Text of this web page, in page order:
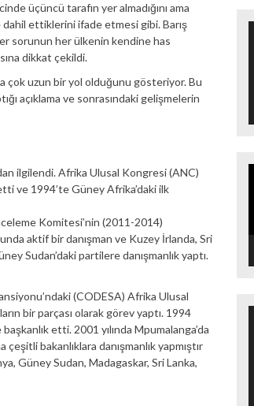
üçüncü tarafın yer almadığını ama
ettiklerini ifade etmesi gibi. Barış
sorunun her ülkenin kendine has
dikkat çekildi.
çok uzun bir yol olduğunu gösteriyor. Bu
açıklama ve sonrasındaki gelişmelerin
ilgilendi. Afrika Ulusal Kongresi (ANC)
ve 1994’te Güney Afrika’daki ilk
Komitesi’nin (2011-2014)
aktif bir danışman ve Kuzey İrlanda, Sri
Sudan’daki partilere danışmanlık yaptı.
(CODESA) Afrika Ulusal
bir parçası olarak görev yaptı. 1994
etti. 2001 yılında Mpumalanga’da
bakanlıklara danışmanlık yapmıştır
Güney Sudan, Madagaskar, Sri Lanka,